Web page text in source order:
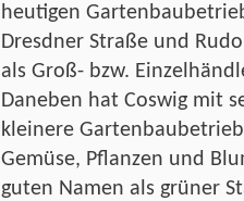
heutigen
Dresdner Straße und
als Groß- bzw.
Daneben hat Coswig mit
kleinere
Gemüse, Pflanzen und
guten Namen als grüner